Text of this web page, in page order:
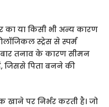
का या किसी भी अन्य कारण
स्ट्रेस से स्पर्म
बार तनाव के कारण सीमन
जिससे पिता बनने की
खाने पर निर्भर करती है। जो